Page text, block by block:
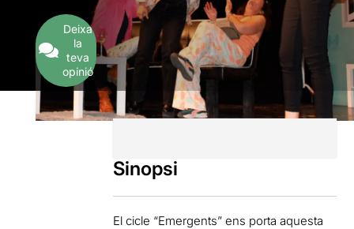
Deixa
la
teva
opinió
Sinopsi
El cicle “Emergents” ens porta aquesta